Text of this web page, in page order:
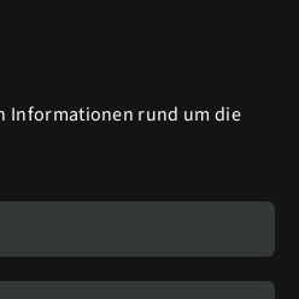
Informationen rund um die